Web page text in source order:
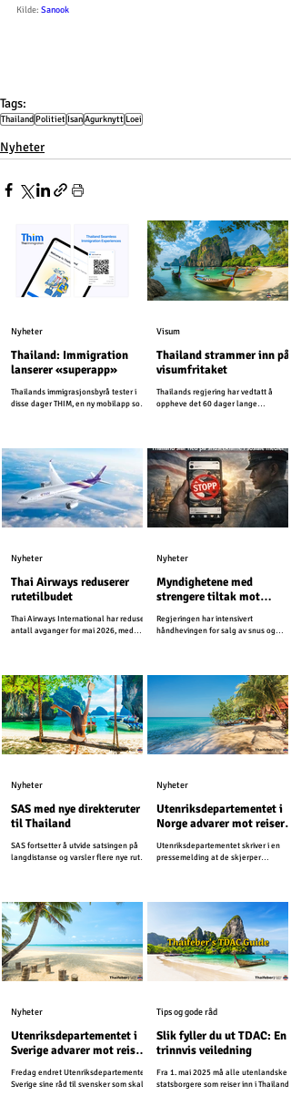
Kilde: Sanook
Tags:
ThailandPolitiet IsanAgurknyttLoei
Nyheter
Thailand: Immigration
lanserer «superapp»
Thailands immigrasjonsbyrå tester i
disse dager THIM, en ny mobilapp som
Nyheter
Thailand strammer inn på
visumfritaket
Thailands regjering har vedtatt å
oppheve det 60 dager lange
Visum
Thai Airways reduserer
rutetilbudet
Thai Airways International har redusert
antall avganger for mai 2026, med
Nyheter
Myndighetene med
strengere tiltak mot
medier
Regjeringen har intensivert
håndhevingen for salg av snus og
Nyheter
SAS med nye direkteruter
til Thailand
SAS fortsetter å utvide satsingen på
langdistanse og varsler flere nye ruter i
Nyheter
Utenriksdepartementet i
Norge advarer mot reiser
Utenriksdepartementet skriver i en
pressemelding at de skjerper
hver side av grensen mellom Thailand
og Kambodsja. Den forrige
reiseadvarselen gjaldt for 20 kilometer
fra grensen.
Nyheter
Utenriksdepartementet i
Sverige advarer mot reiser
til ferieøyer i Thailand
Fredag endret Utenriksdepartementet i
Sverige sine råd til svensker som skal
Nyheter
Slik fyller du ut TDAC: En
trinnvis veiledning
Fra 1. mai 2025 må alle utenlandske
statsborgere som reiser inn i Thailand
Tips og gode råd